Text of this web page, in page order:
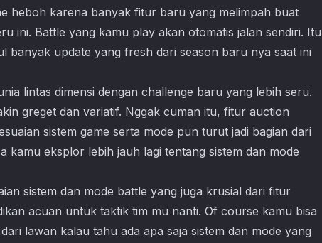
heboh karena banyak fitur baru yang melimpah buat
ini. Battle yang kamu play akan otomatis jalan sendiri. Itu
banyak update yang fresh dari season baru nya saat ini
lintas dimensi dengan challenge baru yang lebih seru.
greget dan variatif. Nggak cuman itu, fitur auction
sistem game serta mode pun turut jadi bagian dari
kamu eksplor lebih jauh lagi tentang sistem dan mode
sistem dan mode battle yang juga krusial dari fitur
acuan untuk taktik tim mu nanti. Of course kamu bisa
lawan kalau tahu ada apa saja sistem dan mode yang